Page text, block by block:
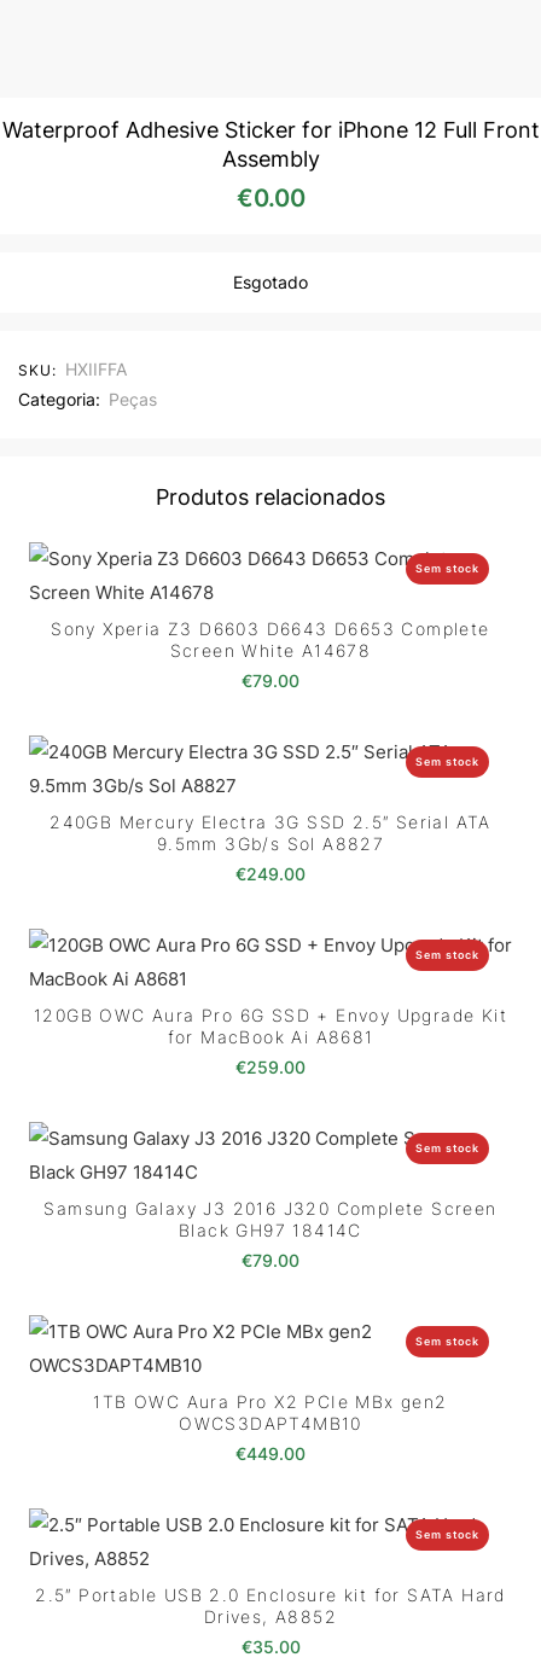
Waterproof Adhesive Sticker for iPhone 12 Full Front
Assembly
€0.00
Esgotado
SKU: HXIIFFA
Categoria: Peças
Produtos relacionados
Sem stock
Sony Xperia Z3 D6603 D6643 D6653 Complete
Screen White A14678
€79.00
Sem stock
240GB Mercury Electra 3G SSD 2.5″ Serial ATA
9.5mm 3Gb/s Sol A8827
€249.00
Sem stock
120GB OWC Aura Pro 6G SSD + Envoy Upgrade Kit
for MacBook Ai A8681
€259.00
Sem stock
Samsung Galaxy J3 2016 J320 Complete Screen
Black GH97 18414C
€79.00
Sem stock
1TB OWC Aura Pro X2 PCIe MBx gen2
OWCS3DAPT4MB10
€449.00
Sem stock
2.5″ Portable USB 2.0 Enclosure kit for SATA Hard
Drives, A8852
€35.00